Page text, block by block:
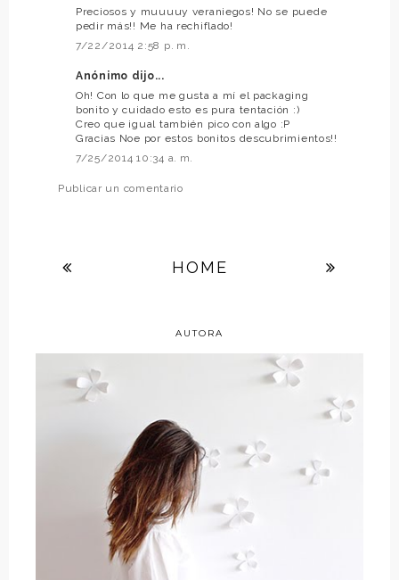
Preciosos y muuuuy veraniegos! No se puede
pedir más!! Me ha rechiflado!
7/22/2014 2:58 p. m.
Anónimo dijo...
Oh! Con lo que me gusta a mí el packaging
bonito y cuidado esto es pura tentación :)
Creo que igual también pico con algo :P
Gracias Noe por estos bonitos descubrimientos!!
7/25/2014 10:34 a. m.
Publicar un comentario
HOME
AUTORA